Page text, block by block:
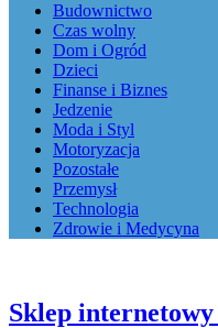
Budownictwo
Czas wolny
Dom i Ogród
Dzieci
Finanse i Biznes
Jedzenie
Moda i Styl
Motoryzacja
Pozostałe
Przemysł
Technologia
Zdrowie i Medycyna
Sklep